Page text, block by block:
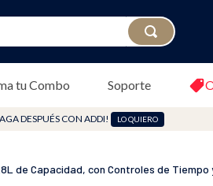
tu Combo Soporte
DESPUÉS CON ADDI! LO QUIERO
de Capacidad, con Controles de Tiempo
Todos los productos
Oster Mayorista
occidente
mas-vendidos
Bancos Aliados 3 cuotas